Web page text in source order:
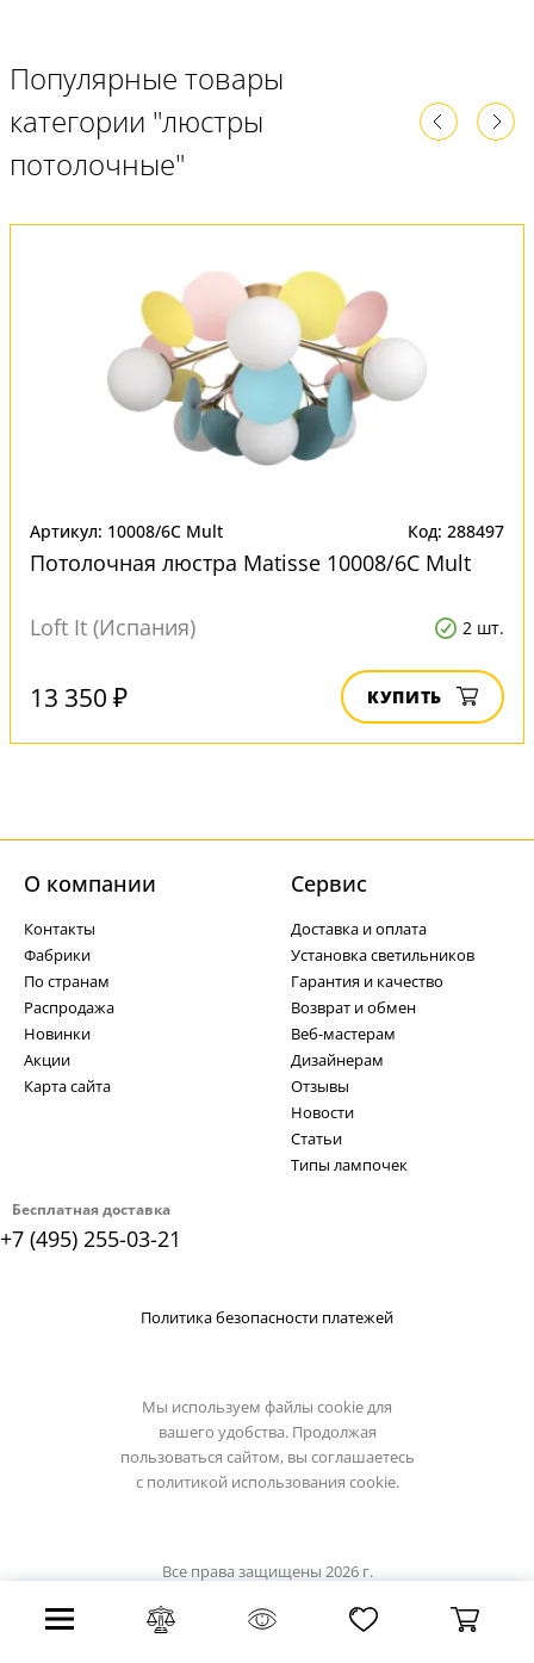
Популярные товары
категории "люстры
потолочные"
Артикул: 10008/6C Mult Код: 288497
Потолочная люстра Matisse 10008/6C Mult
Loft It (Испания) 2 шт.
13 350 ₽ КУПИТЬ
Бесплатная доставка
+7 (495) 255-03-21
О компании
Контакты
Фабрики
По странам
Распродажа
Новинки
Акции
Карта сайта
Cервис
Доставка и оплата
Установка светильников
Гарантия и качество
Возврат и обмен
Веб-мастерам
Дизайнерам
Отзывы
Новости
Статьи
Типы лампочек
Политика безопасности платежей
Мы используем файлы cookie для
вашего удобства. Продолжая
пользоваться сайтом, вы соглашаетесь
с политикой использования cookie.
Все права защищены 2026 г.